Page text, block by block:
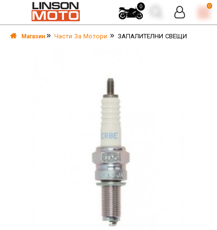
0 0
Магазин Части За Мотори ЗАПАЛИТЕЛНИ СВЕЩИ